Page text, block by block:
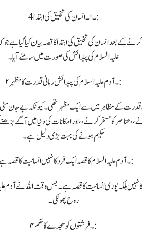
4۔ ۱۔ انسان کی تخلیق کی ابتدا:
کے بعد انسان کی تخلیق کی ابتدا کا قصہ بیان کیا گیا ہے
علیہ السلام کی پیدائش کی صورت میں سامنے آیا۔
۲۔ آدم علیہ السلام کی پیدائش ربانی قدرت کا مظہر:
عناصر کو مسخر کرنے،، اور امکانات کی دنیا میں آگے
حکیم ہونے کی بہت بڑی دلیل ہے۔
۳۔ آدم علیہ السلام کا قصہ ایک فرد کا نہیں انسانیت کا قصہ ہے:
بلکہ پوری انسانیت کا قصہ ہے۔ جس وقت اللہ نے آدم علیہ
روح پھونکی۔
۴۔ فرشتوں کو سجدے کا حکم: